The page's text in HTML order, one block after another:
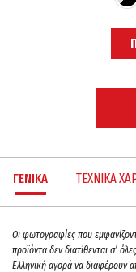
ΓΕΝΙΚΑ ΤΕΧΝΙΚΑ
Oι φωτογραφίες που
προϊόντα δεν διατίθενται σ’
Ελληνική αγορά να διαφέρουν